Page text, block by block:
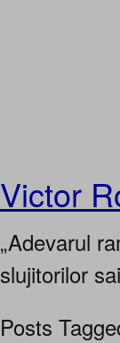
Victor
„Adevarul
slujitorilor
Posts